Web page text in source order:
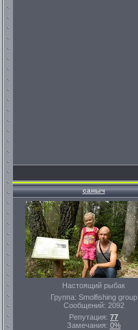
саныч
Настоящий рыбак
Группа: Smolfishing group
Сообщений: 2092
Репутация: 77
Замечания: 0%